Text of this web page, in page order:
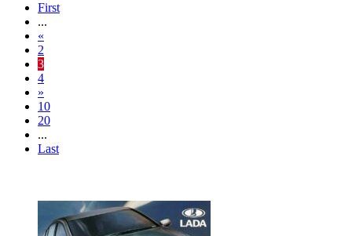
First
...
«
2
3
4
»
10
20
...
Last